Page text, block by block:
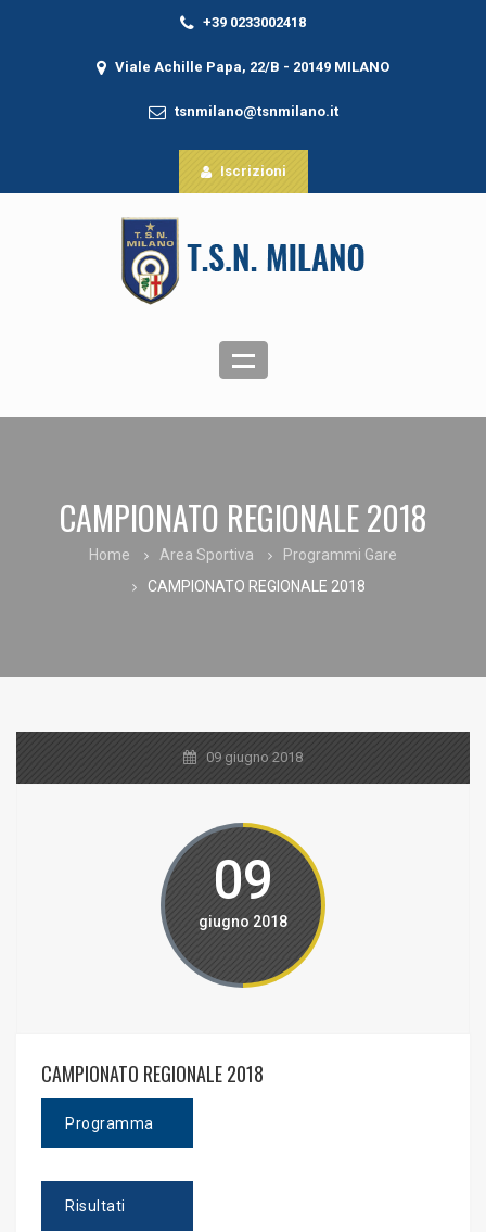
+39 0233002418
Viale Achille Papa, 22/B - 20149 MILANO
tsnmilano@tsnmilano.it
Iscrizioni
CAMPIONATO REGIONALE 2018
Home Area Sportiva
Programmi Gare
CAMPIONATO REGIONALE 2018
09 giugno 2018
09
giugno 2018
CAMPIONATO REGIONALE 2018
Programma
Risultati